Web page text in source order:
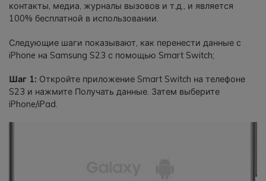
контакты, медиа, журналы вызовов и т.д., и является
100% бесплатной в использовании.
Следующие шаги показывают, как перенести данные с
iPhone на Samsung S23 с помощью Smart Switch;
Шаг 1: Откройте приложение Smart Switch на телефоне
S23 и нажмите Получать данные. Затем выберите
iPhone/iPad.